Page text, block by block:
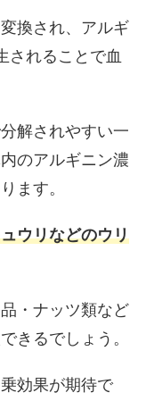
換され、アルギ
されることで血
解されやすい一
のアルギニン濃
ます。
ウリなどのウリ
・ナッツ類など
きるでしょう。
効果が期待で